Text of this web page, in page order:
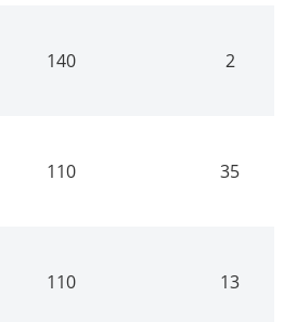
140 2
110 35
110 13